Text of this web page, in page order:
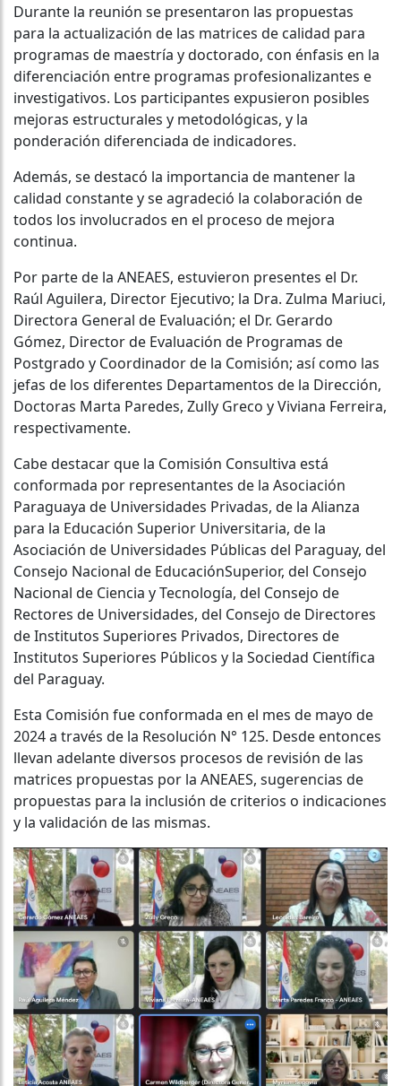
Durante la reunión se presentaron las propuestas
para la actualización de las matrices de calidad para
programas de maestría y doctorado, con énfasis en la
diferenciación entre programas profesionalizantes e
investigativos. Los participantes expusieron posibles
mejoras estructurales y metodológicas, y la
ponderación diferenciada de indicadores.
Además, se destacó la importancia de mantener la
calidad constante y se agradeció la colaboración de
todos los involucrados en el proceso de mejora
continua.
Por parte de la ANEAES, estuvieron presentes el Dr.
Raúl Aguilera, Director Ejecutivo; la Dra. Zulma Mariuci,
Directora General de Evaluación; el Dr. Gerardo
Gómez, Director de Evaluación de Programas de
Postgrado y Coordinador de la Comisión; así como las
jefas de los diferentes Departamentos de la Dirección,
Doctoras Marta Paredes, Zully Greco y Viviana Ferreira,
respectivamente.
Cabe destacar que la Comisión Consultiva está
conformada por representantes de la Asociación
Paraguaya de Universidades Privadas, de la Alianza
para la Educación Superior Universitaria, de la
Asociación de Universidades Públicas del Paraguay, del
Consejo Nacional de EducaciónSuperior, del Consejo
Nacional de Ciencia y Tecnología, del Consejo de
Rectores de Universidades, del Consejo de Directores
de Institutos Superiores Privados, Directores de
Institutos Superiores Públicos y la Sociedad Científica
del Paraguay.
Esta Comisión fue conformada en el mes de mayo de
2024 a través de la Resolución N° 125. Desde entonces
llevan adelante diversos procesos de revisión de las
matrices propuestas por la ANEAES, sugerencias de
propuestas para la inclusión de criterios o indicaciones
y la validación de las mismas.